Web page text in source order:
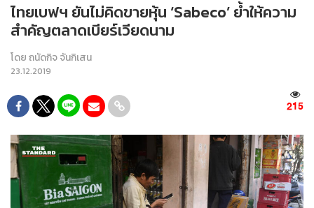
ไทยเบฟฯ ยันไม่คิดขายหุ้น ‘Sabeco’ ย้ำให้ความ
สำคัญตลาดเบียร์เวียดนาม
โดยถนัดกิจ จันกิเสน
23.12.2019
215